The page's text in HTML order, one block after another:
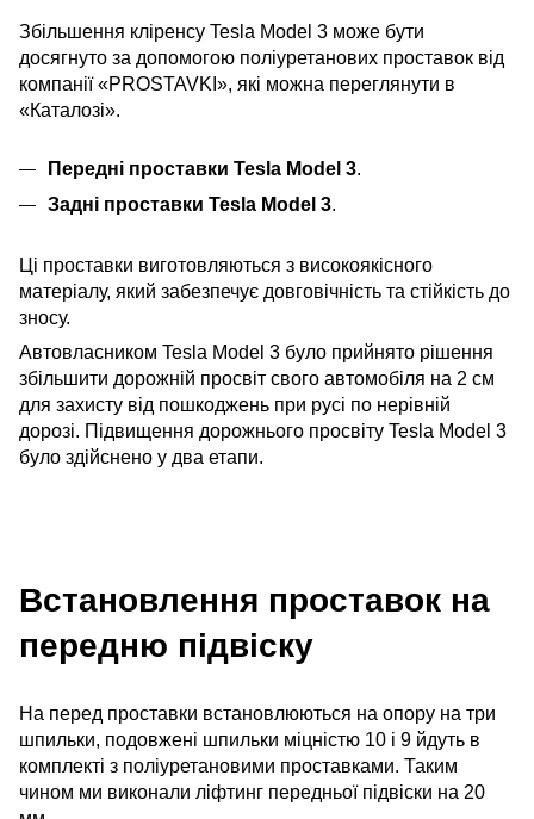
Збільшення кліренсу Tesla Model 3 може бути
досягнуто за допомогою поліуретанових проставок від
компанії «PROSTAVKI», які можна переглянути в
«Каталозі».
Передні проставки Tesla Model 3.
Задні проставки Tesla Model 3.
Ці проставки виготовляються з високоякісного
матеріалу, який забезпечує довговічність та стійкість до
зносу.
Автовласником Tesla Model 3 було прийнято рішення
збільшити дорожній просвіт свого автомобіля на 2 см
для захисту від пошкоджень при русі по нерівній
дорозі. Підвищення дорожнього просвіту Tesla Model 3
було здійснено у два етапи.
Встановлення проставок на
передню підвіску
На перед проставки встановлюються на опору на три
шпильки, подовжені шпильки міцністю 10 і 9 йдуть в
комплекті з поліуретановими проставками. Таким
чином ми виконали ліфтинг передньої підвіски на 20